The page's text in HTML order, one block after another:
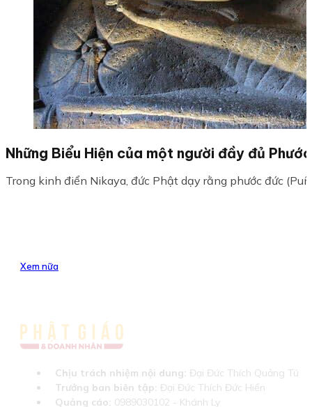
Những Biểu Hiện của một người đầy đủ
Trong kinh điển Nikaya, đức Phật dạy rằng phước đức
Xem nữa
Chịu trách nhiệm nội dung: Đại Đức Thích Quảng Tú
Trưởng ban biên tập: Đại Đức Thích Đức Hiển
Quảng cáo: 0989030102 - Khánh Ly